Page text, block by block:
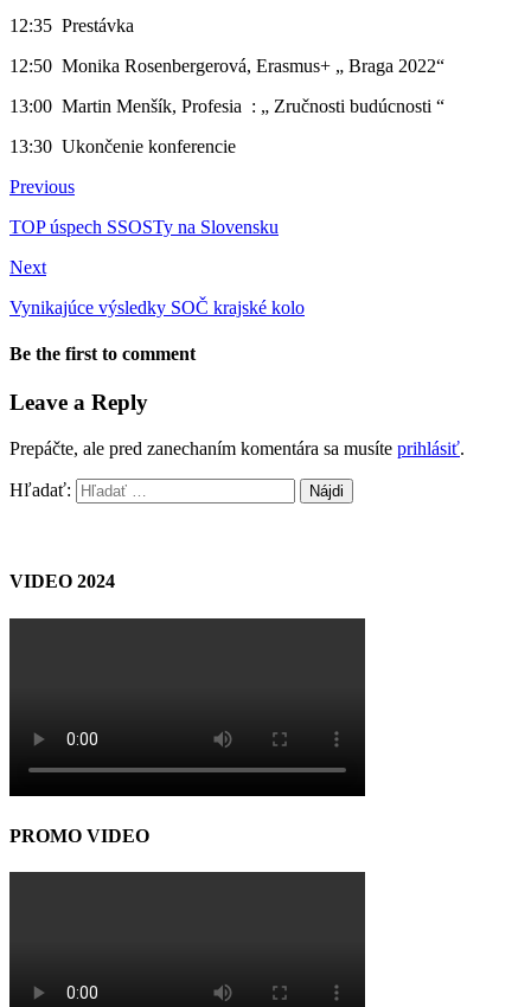
12:35 Prestávka
12:50 Monika Rosenbergerová, Erasmus+ „ Braga 2022“
13:00 Martin Menšík, Profesia : „ Zručnosti budúcnosti “
13:30 Ukončenie konferencie
Previous
TOP úspech SSOSTy na Slovensku
Next
Vynikajúce výsledky SOČ krajské kolo
Be the first to comment
Leave a Reply
Prepáčte, ale pred zanechaním komentára sa musíte prihlásiť.
Hľadať:
VIDEO 2024
PROMO VIDEO